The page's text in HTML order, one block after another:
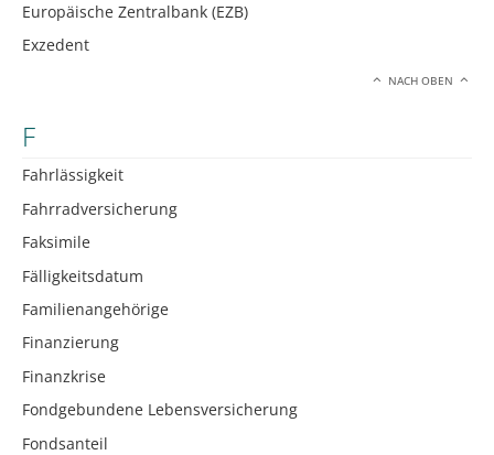
Europäische Zentralbank (EZB)
Exzedent
NACH OBEN
F
Fahrlässigkeit
Fahrradversicherung
Faksimile
Fälligkeitsdatum
Familienangehörige
Finanzierung
Finanzkrise
Fondgebundene Lebensversicherung
Fondsanteil